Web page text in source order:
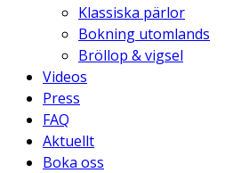
Klassiska pärlor
Bokning utomlands
Bröllop & vigsel
Videos
Press
FAQ
Aktuellt
Boka oss